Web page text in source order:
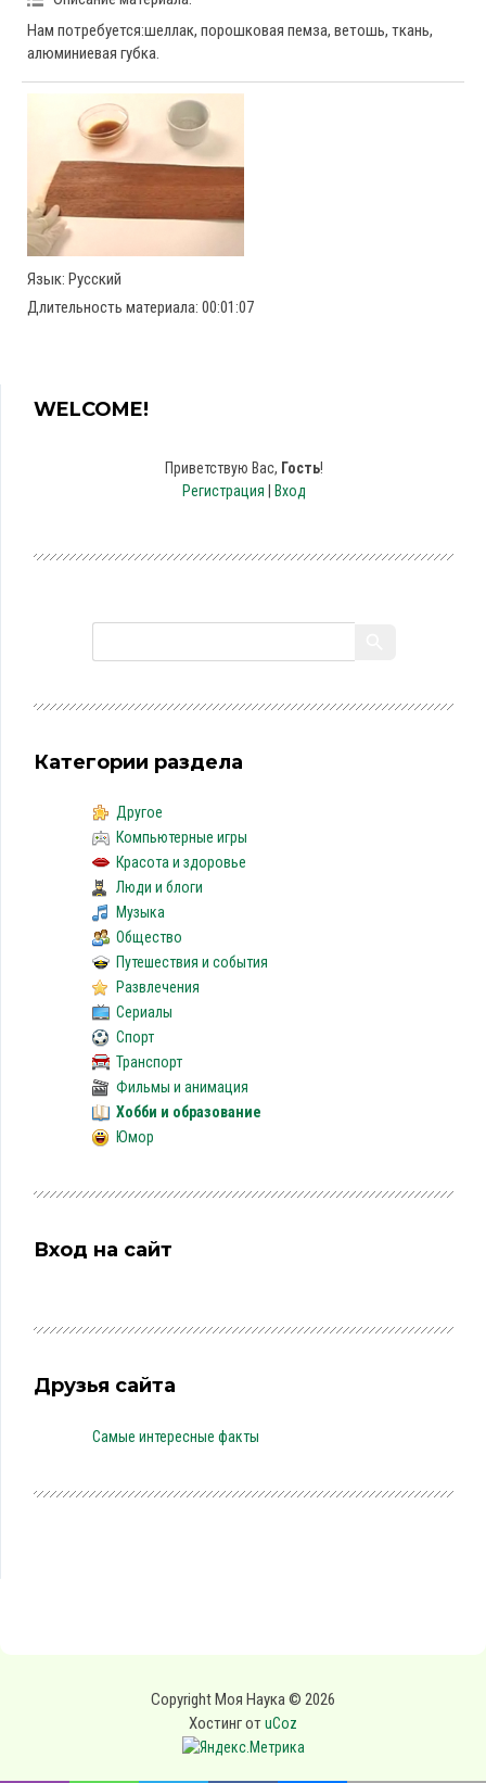
Нам потребуется:шеллак, порошковая пемза, ветошь, ткань,
алюминиевая губка.
Язык: Русский
Длительность материала: 00:01:07
WELCOME!
Приветствую Вас, Гость!
Регистрация
Вход
Категории раздела
Другое
Компьютерные игры
Красота и здоровье
Люди и блоги
Музыка
Общество
Путешествия и события
Развлечения
Сериалы
Спорт
Транспорт
Фильмы и анимация
Хобби и образование
Юмор
Вход на сайт
Друзья сайта
Самые интересные факты
Copyright Моя Наука © 2026
Хостинг отuCoz